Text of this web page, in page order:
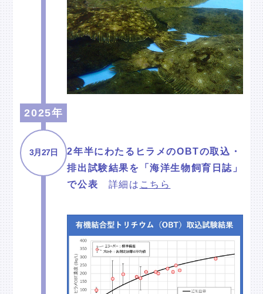
2025年
3月27日
2年半にわたるヒラメのOBTの取込・
排出試験結果を「海洋生物飼育日誌」
で公表 詳細は こちら